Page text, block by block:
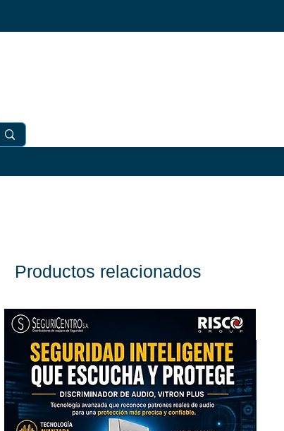
Productos relacionados